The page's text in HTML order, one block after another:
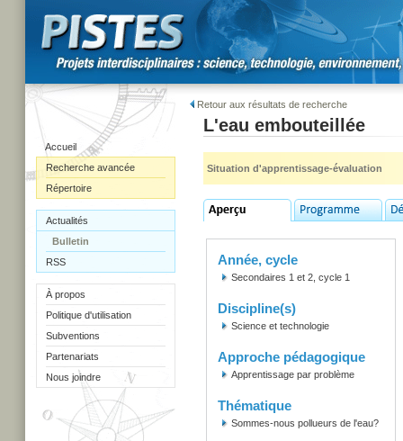
Accueil
Recherche avancée
Répertoire
Actualités
Bulletin
RSS
À propos
Politique d'utilisation
Subventions
Partenariats
Nous joindre
Retour aux résultats de recherche
L'eau embouteillée
Situation d'apprentissage-évaluation
Année, cycle
Secondaires 1 et 2, cycle 1
Discipline(s)
Science et technologie
Approche pédagogique
Apprentissage par problème
Thématique
Sommes-nous pollueurs de l'eau?